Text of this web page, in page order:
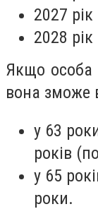
2027
2028
Якщо особа
вона зможе
у 63
років
у 65
роки.